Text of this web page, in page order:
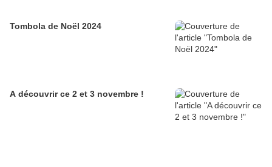
Tombola de Noël 2024
A découvrir ce 2 et 3 novembre !